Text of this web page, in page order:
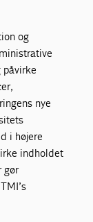
og
påvirke
nye
i højere
indholdet
gør